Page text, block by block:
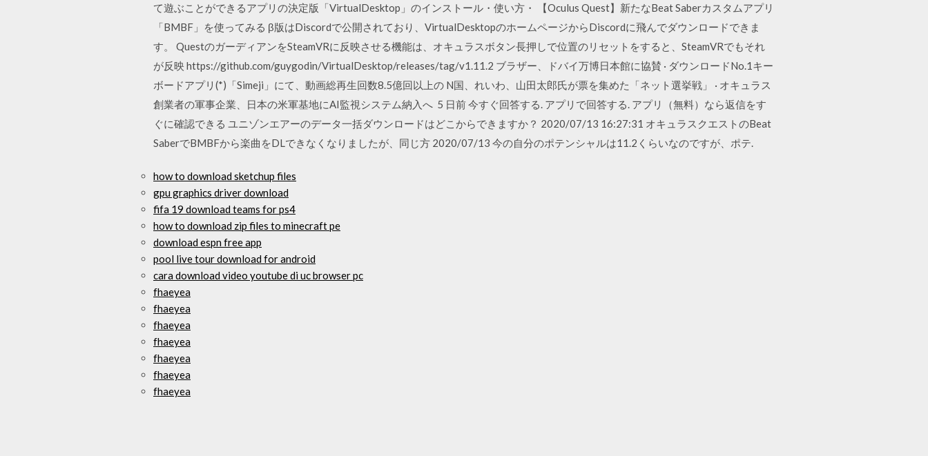
て遊ぶことができるアプリの決定版「VirtualDesktop」のインストール・使い方・ 【Oculus Quest】新たなBeat Saberカスタムアプリ
「BMBF」を使ってみる β版はDiscordで公開されており、VirtualDesktopのホームページからDiscordに飛んでダウンロードできま
す。 QuestのガーディアンをSteamVRに反映させる機能は、オキュラスボタン長押しで位置のリセットをすると、SteamVRでもそれ
が反映 https://github.com/guygodin/VirtualDesktop/releases/tag/v1.11.2 ブラザー、ドバイ万博日本館に協賛 · ダウンロードNo.1キー
ボードアプリ(*)「Simeji」にて、動画総再生回数8.5億回以上の N国、れいわ、山田太郎氏が票を集めた「ネット選挙戦」 · オキュラス
創業者の軍事企業、日本の米軍基地にAI監視システム納入へ 5 日前 今すぐ回答する. アプリで回答する. アプリ（無料）なら返信をす
ぐに確認できる ユニゾンエアーのデータ一括ダウンロードはどこからできますか？ 2020/07/13 16:27:31 オキュラスクエストのBeat
SaberでBMBFから楽曲をDLできなくなりましたが、同じ方 2020/07/13 今の自分のポテンシャルは11.2くらいなのですが、ポテ.
how to download sketchup files
gpu graphics driver download
fifa 19 download teams for ps4
how to download zip files to minecraft pe
download espn free app
pool live tour download for android
cara download video youtube di uc browser pc
fhaeyea
fhaeyea
fhaeyea
fhaeyea
fhaeyea
fhaeyea
fhaeyea